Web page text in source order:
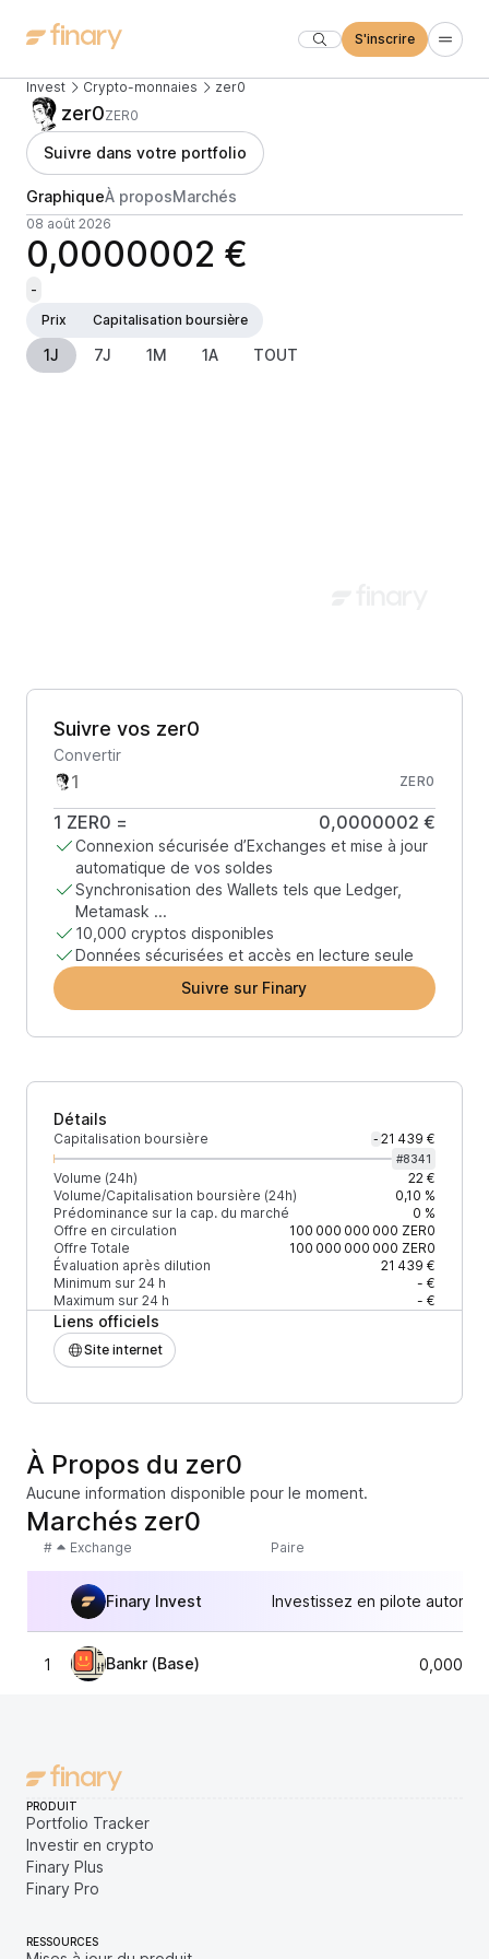
S'inscrire
Invest Crypto-monnaies zer0
zer0ZER0
Suivre dans votre portfolio
GraphiqueÀ proposMarchés
08 août 2026
0,0000002 €
-
Prix
Capitalisation boursière
1J 7J 1M 1A TOUT
Suivre vos zer0
Convertir
ZER0
1 ZER0 = 0,0000002 €
Connexion sécurisée d’Exchanges et mise à jour
automatique de vos soldes
Synchronisation des Wallets tels que Ledger,
Metamask ...
10,000 cryptos disponibles
Données sécurisées et accès en lecture seule
Suivre sur Finary
Détails
Capitalisation boursière - 21 439 €
#8341
Volume (24h)
22 €
Volume/Capitalisation boursière (24h)
0,10 %
Prédominance sur la cap. du marché
0 %
Offre en circulation
100 000 000 000 ZER0
Offre Totale
100 000 000 000 ZER0
Évaluation après dilution
21 439 €
Minimum sur 24 h
- €
Maximum sur 24 h
- €
Liens officiels
Site internet
À Propos du zer0
Aucune information disponible pour le moment.
Marchés zer0
# Exchange Paire
Finary Invest Investissez en pilote
1 Bankr (Base)
PRODUIT
Portfolio Tracker
Investir en crypto
Finary Plus
Finary Pro
RESSOURCES